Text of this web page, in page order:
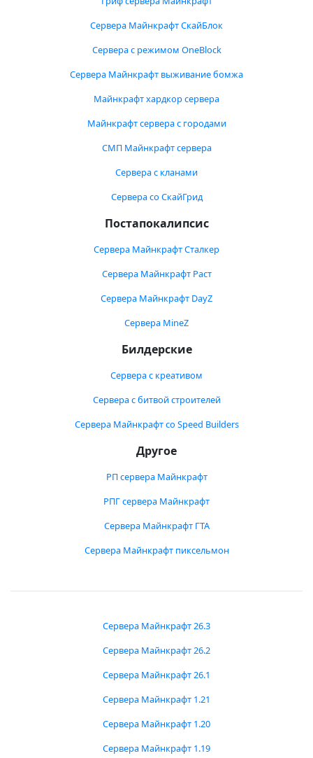
Сервера Майнкрафт СкайБлок
Сервера с режимом OneBlock
Сервера Майнкрафт выживание бомжа
Майнкрафт хардкор сервера
Майнкрафт сервера с городами
СМП Майнкрафт сервера
Сервера с кланами
Сервера со СкайГрид
Постапокалипсис
Сервера Майнкрафт Сталкер
Сервера Майнкрафт Раст
Сервера Майнкрафт DayZ
Сервера MineZ
Билдерские
Сервера с креативом
Сервера с битвой строителей
Сервера Майнкрафт со Speed Builders
Другое
РП сервера Майнкрафт
РПГ сервера Майнкрафт
Сервера Майнкрафт ГТА
Сервера Майнкрафт пиксельмон
Сервера Майнкрафт 26.3
Сервера Майнкрафт 26.2
Сервера Майнкрафт 26.1
Сервера Майнкрафт 1.21
Сервера Майнкрафт 1.20
Сервера Майнкрафт 1.19